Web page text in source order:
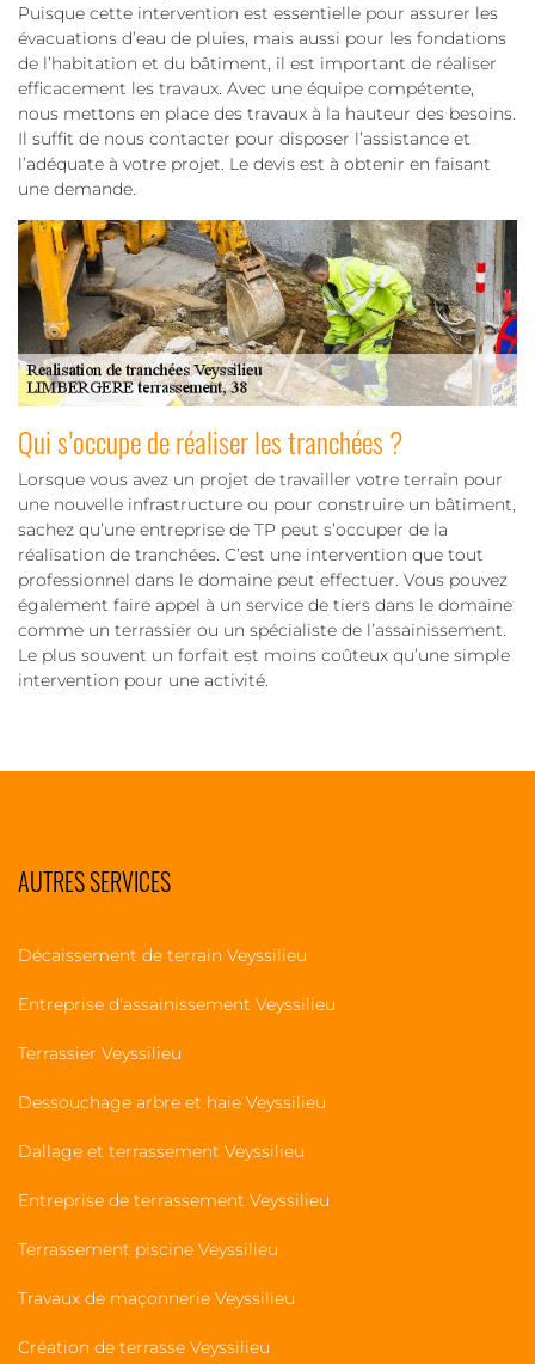
Puisque cette intervention est essentielle pour assurer les
évacuations d’eau de pluies, mais aussi pour les fondations
de l’habitation et du bâtiment, il est important de réaliser
efficacement les travaux. Avec une équipe compétente,
nous mettons en place des travaux à la hauteur des besoins.
Il suffit de nous contacter pour disposer l’assistance et
l’adéquate à votre projet. Le devis est à obtenir en faisant
une demande.
Qui s’occupe de réaliser les tranchées ?
Lorsque vous avez un projet de travailler votre terrain pour
une nouvelle infrastructure ou pour construire un bâtiment,
sachez qu’une entreprise de TP peut s’occuper de la
réalisation de tranchées. C’est une intervention que tout
professionnel dans le domaine peut effectuer. Vous pouvez
également faire appel à un service de tiers dans le domaine
comme un terrassier ou un spécialiste de l’assainissement.
Le plus souvent un forfait est moins coûteux qu’une simple
intervention pour une activité.
AUTRES SERVICES
Décaissement de terrain Veyssilieu
Entreprise d'assainissement Veyssilieu
Terrassier Veyssilieu
Dessouchage arbre et haie Veyssilieu
Dallage et terrassement Veyssilieu
Entreprise de terrassement Veyssilieu
Terrassement piscine Veyssilieu
Travaux de maçonnerie Veyssilieu
Création de terrasse Veyssilieu